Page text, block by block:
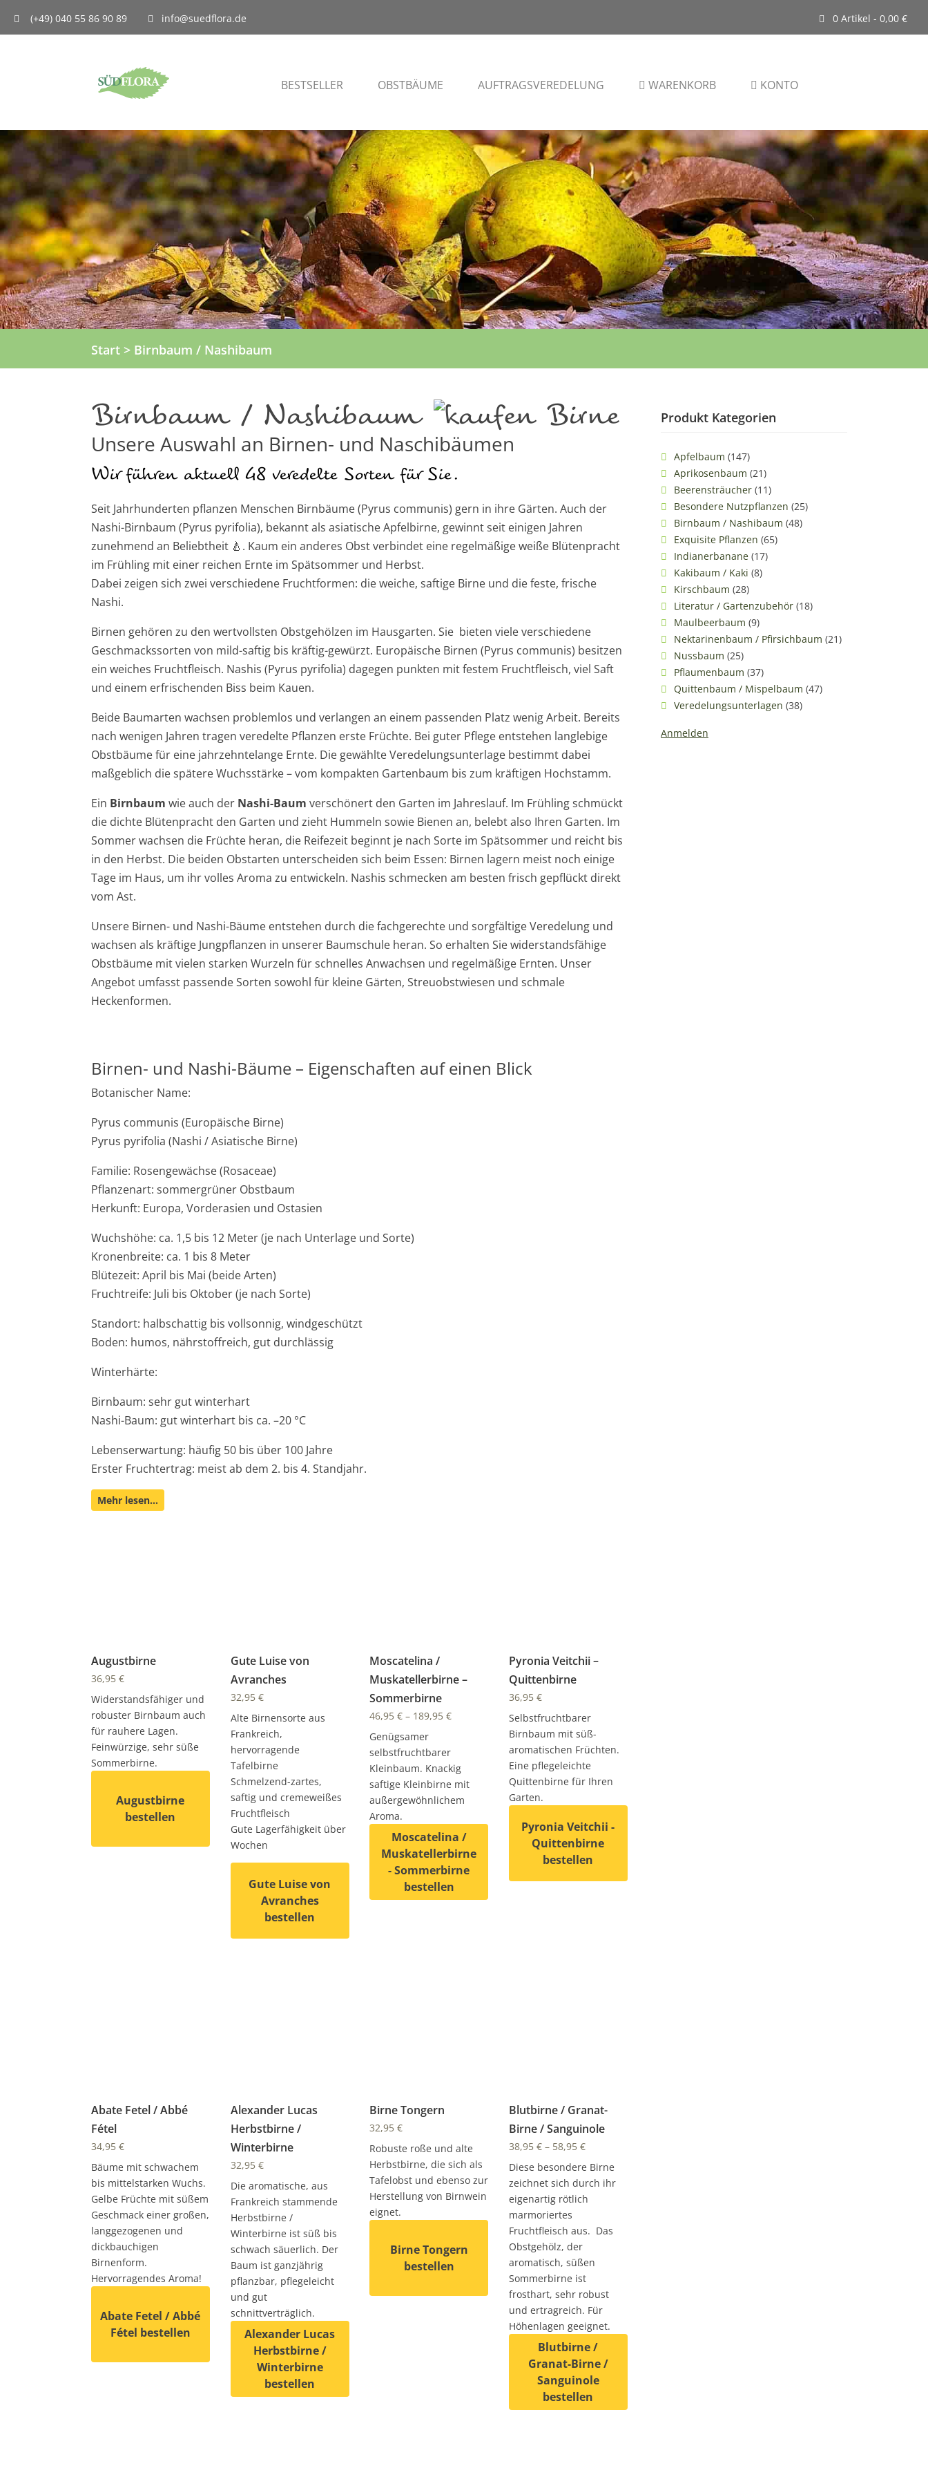
(+49) 040 55 86 90 89 info@suedflora.de 0 Artikel - 0,00 €
BESTSELLER OBSTBÄUME AUFTRAGSVEREDELUNG WARENKORB KONTO
Start > Birnbaum / Nashibaum
Birnbaum / Nashibaum
Unsere Auswahl an Birnen- und Naschibäumen
Wir führen aktuell 48 veredelte Sorten für Sie.
Seit Jahrhunderten pflanzen Menschen Birnbäume (Pyrus communis) gern in ihre Gärten. Auch der
Nashi-Birnbaum (Pyrus pyrifolia), bekannt als asiatische Apfelbirne, gewinnt seit einigen Jahren
zunehmend an Beliebtheit 🍐. Kaum ein anderes Obst verbindet eine regelmäßige weiße Blütenpracht
im Frühling mit einer reichen Ernte im Spätsommer und Herbst.
Dabei zeigen sich zwei verschiedene Fruchtformen: die weiche, saftige Birne und die feste, frische
Nashi.
Birnen gehören zu den wertvollsten Obstgehölzen im Hausgarten. Sie bieten viele verschiedene
Geschmackssorten von mild-saftig bis kräftig-gewürzt. Europäische Birnen (Pyrus communis) besitzen
ein weiches Fruchtfleisch. Nashis (Pyrus pyrifolia) dagegen punkten mit festem Fruchtfleisch, viel Saft
und einem erfrischenden Biss beim Kauen.
Beide Baumarten wachsen problemlos und verlangen an einem passenden Platz wenig Arbeit. Bereits
nach wenigen Jahren tragen veredelte Pflanzen erste Früchte. Bei guter Pflege entstehen langlebige
Obstbäume für eine jahrzehntelange Ernte. Die gewählte Veredelungsunterlage bestimmt dabei
maßgeblich die spätere Wuchsstärke – vom kompakten Gartenbaum bis zum kräftigen Hochstamm.
Ein Birnbaum wie auch der Nashi-Baum verschönert den Garten im Jahreslauf. Im Frühling schmückt
die dichte Blütenpracht den Garten und zieht Hummeln sowie Bienen an, belebt also Ihren Garten. Im
Sommer wachsen die Früchte heran, die Reifezeit beginnt je nach Sorte im Spätsommer und reicht bis
in den Herbst. Die beiden Obstarten unterscheiden sich beim Essen: Birnen lagern meist noch einige
Tage im Haus, um ihr volles Aroma zu entwickeln. Nashis schmecken am besten frisch gepflückt direkt
vom Ast.
Unsere Birnen- und Nashi-Bäume entstehen durch die fachgerechte und sorgfältige Veredelung und
wachsen als kräftige Jungpflanzen in unserer Baumschule heran. So erhalten Sie widerstandsfähige
Obstbäume mit vielen starken Wurzeln für schnelles Anwachsen und regelmäßige Ernten. Unser
Angebot umfasst passende Sorten sowohl für kleine Gärten, Streuobstwiesen und schmale
Heckenformen.
Birnen- und Nashi-Bäume – Eigenschaften auf einen Blick
Botanischer Name:
Pyrus communis (Europäische Birne)
Pyrus pyrifolia (Nashi / Asiatische Birne)
Familie: Rosengewächse (Rosaceae)
Pflanzenart: sommergrüner Obstbaum
Herkunft: Europa, Vorderasien und Ostasien
Wuchshöhe: ca. 1,5 bis 12 Meter (je nach Unterlage und Sorte)
Kronenbreite: ca. 1 bis 8 Meter
Blütezeit: April bis Mai (beide Arten)
Fruchtreife: Juli bis Oktober (je nach Sorte)
Standort: halbschattig bis vollsonnig, windgeschützt
Boden: humos, nährstoffreich, gut durchlässig
Winterhärte:
Birnbaum: sehr gut winterhart
Nashi-Baum: gut winterhart bis ca. –20 °C
Lebenserwartung: häufig 50 bis über 100 Jahre
Erster Fruchtertrag: meist ab dem 2. bis 4. Standjahr.
Mehr lesen…
Augustbirne
36,95 €
Widerstandsfähiger und
robuster Birnbaum auch
für rauhere Lagen.
Feinwürzige, sehr süße
Sommerbirne.
Augustbirne
bestellen
Dieses Produkt weist mehrere Varianten auf. Die Optionen können auf der Produktseite gewählt werden
Gute Luise von
Avranches
32,95 €
Alte Birnensorte aus
Frankreich,
hervorragende
Tafelbirne
Schmelzend-zartes,
saftig und cremeweißes
Fruchtfleisch
Gute Lagerfähigkeit über
Wochen
Gute Luise von
Avranches
bestellen
Moscatelina /
Muskatellerbirne –
Sommerbirne
46,95€ – 189,95€
Genügsamer
selbstfruchtbarer
Kleinbaum. Knackig
saftige Kleinbirne mit
außergewöhnlichem
Aroma.
Moscatelina /
Muskatellerbirne
- Sommerbirne
bestellen
Pyronia Veitchii –
Quittenbirne
36,95 €
Selbstfruchtbarer
Birnbaum mit süß-
aromatischen Früchten.
Eine pflegeleichte
Quittenbirne für Ihren
Garten.
Pyronia Veitchii -
Quittenbirne
bestellen
Abate Fetel / Abbé
Fétel
34,95 €
Bäume mit schwachem
bis mittelstarken Wuchs.
Gelbe Früchte mit süßem
Geschmack einer großen,
langgezogenen und
dickbauchigen
Birnenform.
Hervorragendes Aroma!
Abate Fetel / Abbé
Fétel bestellen
Dieses Produkt weist mehrere Varianten auf. Die Optionen können auf der Produktseite gewählt werden
Alexander Lucas
Herbstbirne /
Winterbirne
32,95 €
Die aromatische, aus
Frankreich stammende
Herbstbirne /
Winterbirne ist süß bis
schwach säuerlich. Der
Baum ist ganzjährig
pflanzbar, pflegeleicht
und gut
schnittverträglich.
Alexander Lucas
Herbstbirne /
Winterbirne
bestellen
Dieses Produkt weist mehrere Varianten auf. Die Optionen können auf der Produktseite gewählt werden
Birne Tongern
32,95€
Robuste roße und alte
Herbstbirne, die sich als
Tafelobst und ebenso zur
Herstellung von Birnwein
eignet.
Birne Tongern
bestellen
Dieses Produkt weist mehrere Varianten auf. Die Optionen können auf der Produktseite gewählt werden
Blutbirne / Granat-
Birne / Sanguinole
38,95 €– 58,95 €
Diese besondere Birne
zeichnet sich durch ihr
eigenartig rötlich
marmoriertes
Fruchtfleisch aus. Das
Obstgehölz, der
aromatisch, süßen
Sommerbirne ist
frosthart, sehr robust
und ertragreich. Für
Höhenlagen geeignet.
Blutbirne /
Granat-Birne /
Sanguinole
bestellen
Produkt Kategorien
Apfelbaum (147)
Aprikosenbaum (21)
Beerensträucher (11)
Besondere Nutzpflanzen (25)
Birnbaum / Nashibaum (48)
Exquisite Pflanzen (65)
Indianerbanane (17)
Kakibaum / Kaki (8)
Kirschbaum (28)
Literatur / Gartenzubehör (18)
Maulbeerbaum (9)
Nektarinenbaum / Pfirsichbaum (21)
Nussbaum (25)
Pflaumenbaum (37)
Quittenbaum / Mispelbaum (47)
Veredelungsunterlagen (38)
Anmelden